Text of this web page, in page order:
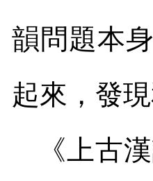
韻問題本
起來，發
《上古